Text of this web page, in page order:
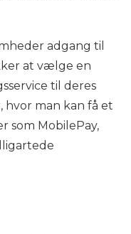
adgang til
at vælge en
til deres
hvor man kan få et
som MobilePay,